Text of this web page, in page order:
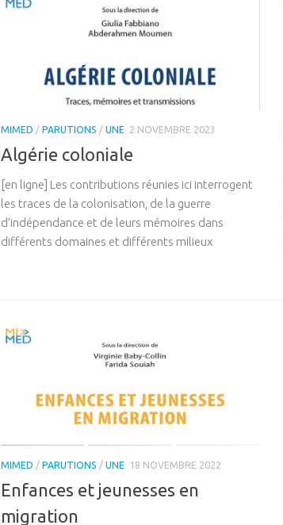
MIMED / PARUTIONS / UNE 2 NOVEMBRE 2023
Algérie coloniale
[en ligne] Les contributions réunies ici interrogent
les traces de la colonisation, de la guerre
d’indépendance et de leurs mémoires dans
différents domaines et différents milieux
MIMED / PARUTIONS / UNE 18 NOVEMBRE 2022
Enfances et jeunesses en
migration